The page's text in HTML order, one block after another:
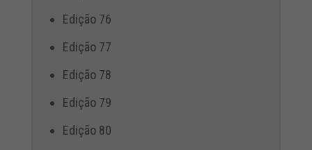
Edição 76
Edição 77
Edição 78
Edição 79
Edição 80